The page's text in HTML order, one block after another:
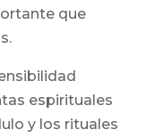
que
espirituales
y los rituales